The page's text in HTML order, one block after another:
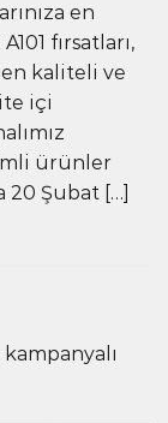
en
fırsatları,
kaliteli ve
içi
ürünler
20 Şubat […]